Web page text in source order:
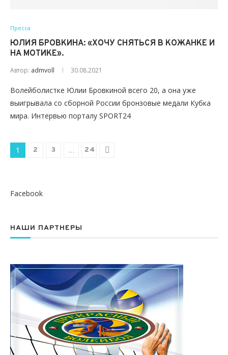
Пресса
ЮЛИЯ БРОВКИНА: «ХОЧУ СНЯТЬСЯ В КОЖАНКЕ И
НА МОТИКЕ».
Автор: admvoll 30.08.2021
Волейболистке Юлии Бровкиной всего 20, а она уже
выигрывала со сборной России бронзовые медали Кубка
мира. Интервью порталу SPORT24
1 2 3 … 24
Facebook
НАШИ ПАРТНЕРЫ